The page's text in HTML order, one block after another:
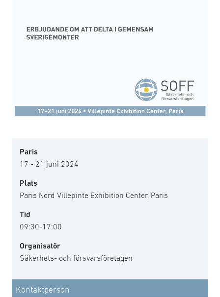
Paris
17 - 21 juni 2024
Plats
Paris Nord Villepinte Exhibition Center, Paris
Tid
09:30-17:00
Organisatör
Säkerhets- och försvarsföretagen
Kontaktperson